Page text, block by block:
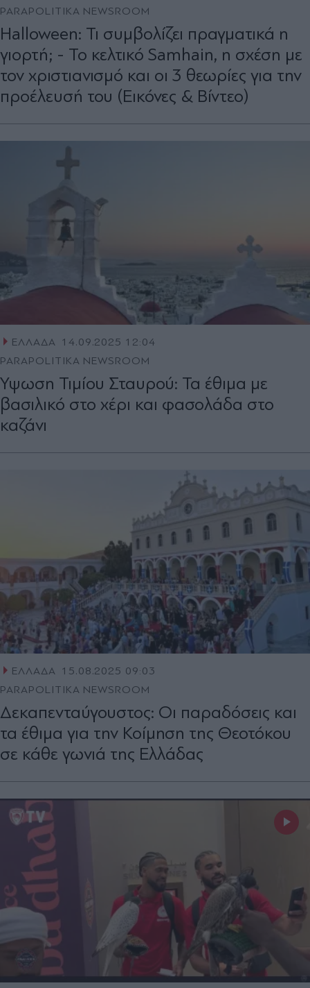
PARAPOLITIKA NEWSROOM
Halloween: Τι συμβολίζει πραγματικά η
γιορτή; - Το κελτικό Samhain, η σχέση με
τον χριστιανισμό και οι 3 θεωρίες για την
προέλευσή του (Εικόνες & Βίντεο)
ΕΛΛΑΔΑ 14.09.2025 12:04
PARAPOLITIKA NEWSROOM
Ύψωση Τιμίου Σταυρού: Τα έθιμα με
βασιλικό στο χέρι και φασολάδα στο
καζάνι
ΕΛΛΑΔΑ 15.08.2025 09:03
PARAPOLITIKA NEWSROOM
Δεκαπενταύγουστος: Οι παραδόσεις και
τα έθιμα για την Κοίμηση της Θεοτόκου
σε κάθε γωνιά της Ελλάδας